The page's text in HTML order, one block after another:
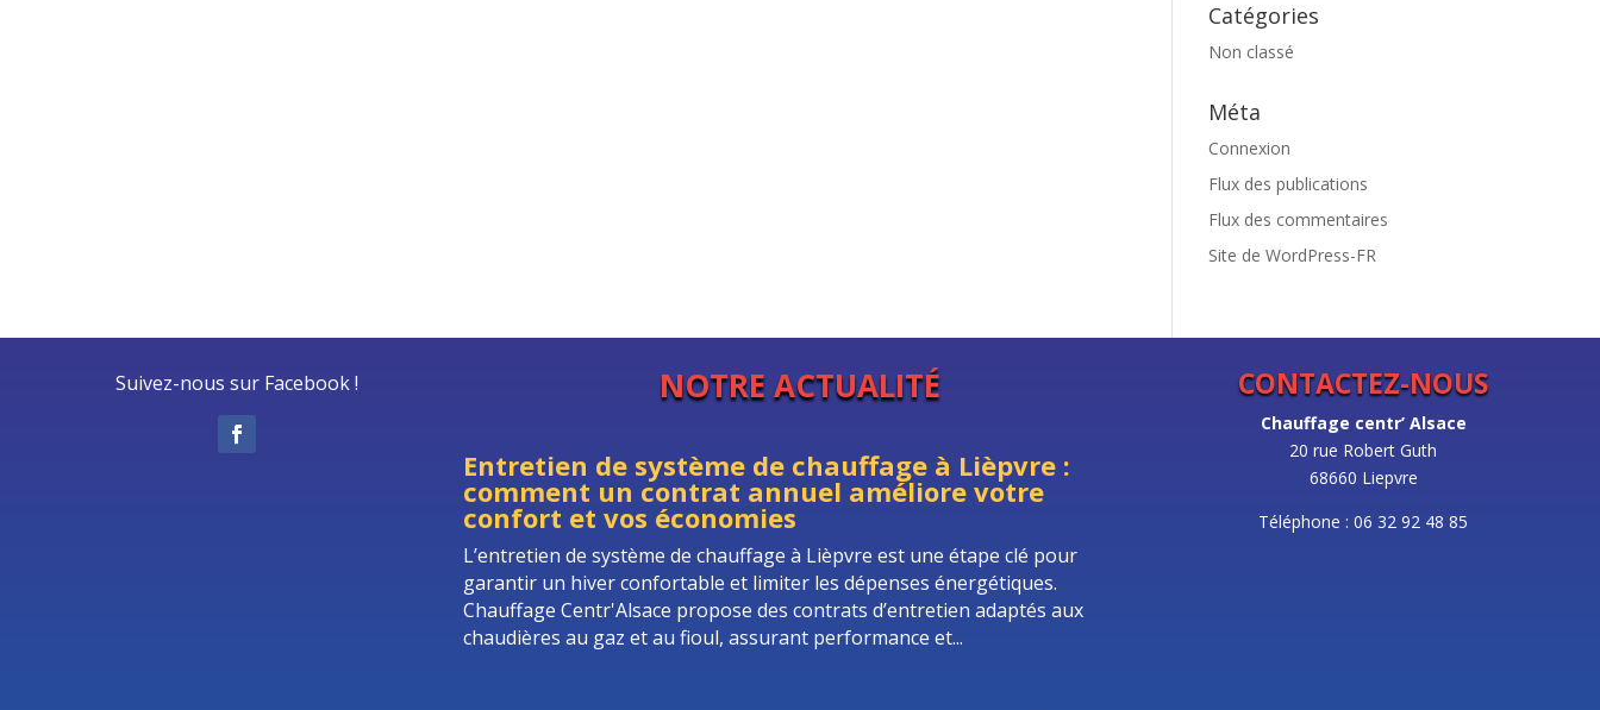
Catégories
Non classé
Méta
Connexion
Flux des publications
Flux des commentaires
Site de WordPress-FR
Suivez-nous sur Facebook ! NOTRE ACTUALITÉ
Entretien de système de chauffage à Lièpvre :
comment un contrat annuel améliore votre
confort et vos économies
L’entretien de système de chauffage à Lièpvre est une étape clé pour
garantir un hiver confortable et limiter les dépenses énergétiques.
Chauffage Centr'Alsace propose des contrats d’entretien adaptés aux
chaudières au gaz et au fioul, assurant performance et...
CONTACTEZ-NOUS
Chauffage centr’ Alsace
20 rue Robert Guth
68660 Liepvre
Téléphone : 06 32 92 48 85